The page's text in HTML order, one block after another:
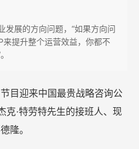
发展的方向问题，“如果方向问
提升整个运营效益，你都不
目迎来中国最贵战略咨询公
·特劳特先生的接班人、现
隆。